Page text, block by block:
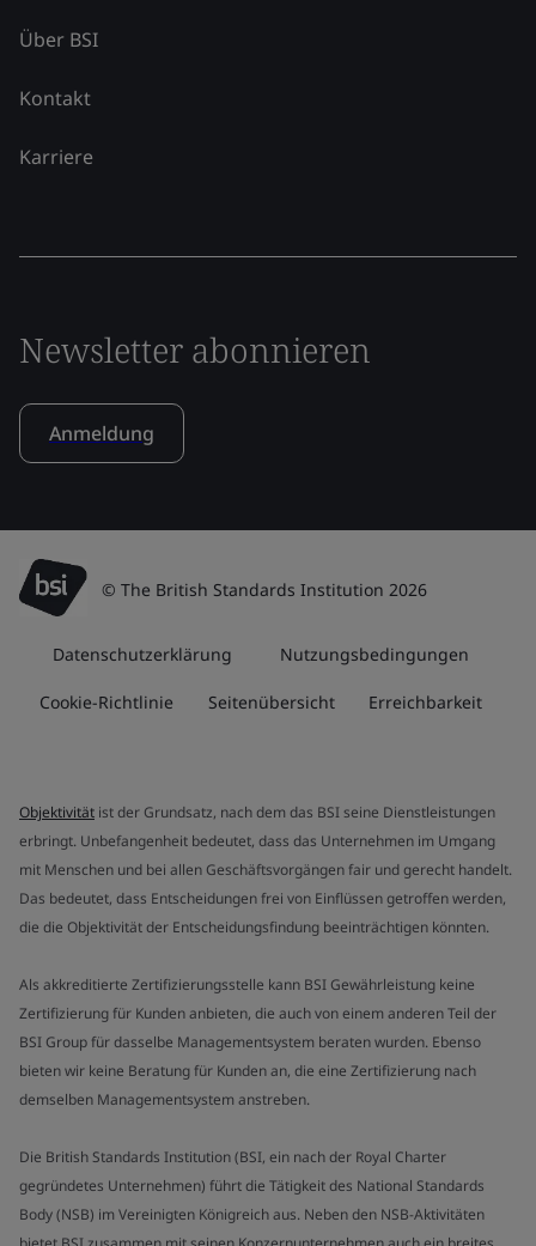
Über BSI
Kontakt
Karriere
Newsletter abonnieren
Anmeldung
© The British Standards Institution 2026
Datenschutzerklärung Nutzungsbedingungen
Cookie-Richtlinie Seitenübersicht Erreichbarkeit
Objektivität ist der Grundsatz, nach dem das BSI seine Dienstleistungen
erbringt. Unbefangenheit bedeutet, dass das Unternehmen im Umgang
mit Menschen und bei allen Geschäftsvorgängen fair und gerecht handelt.
Das bedeutet, dass Entscheidungen frei von Einflüssen getroffen werden,
die die Objektivität der Entscheidungsfindung beeinträchtigen könnten.
Als akkreditierte Zertifizierungsstelle kann BSI Gewährleistung keine
Zertifizierung für Kunden anbieten, die auch von einem anderen Teil der
BSI Group für dasselbe Managementsystem beraten wurden. Ebenso
bieten wir keine Beratung für Kunden an, die eine Zertifizierung nach
demselben Managementsystem anstreben.
Die British Standards Institution (BSI, ein nach der Royal Charter
gegründetes Unternehmen) führt die Tätigkeit des National Standards
Body (NSB) im Vereinigten Königreich aus. Neben den NSB-Aktivitäten